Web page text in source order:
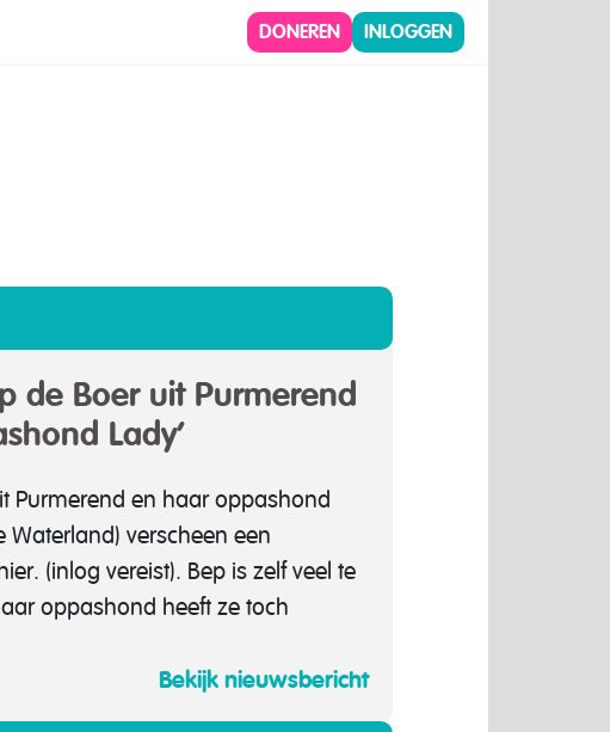
DONEREN INLOGGEN
de Boer uit Purmerend
Lady’
Purmerend en haar oppashond
Waterland) verscheen een
(inlog vereist). Bep is zelf veel te
oppashond heeft ze toch
Bekijk nieuwsbericht